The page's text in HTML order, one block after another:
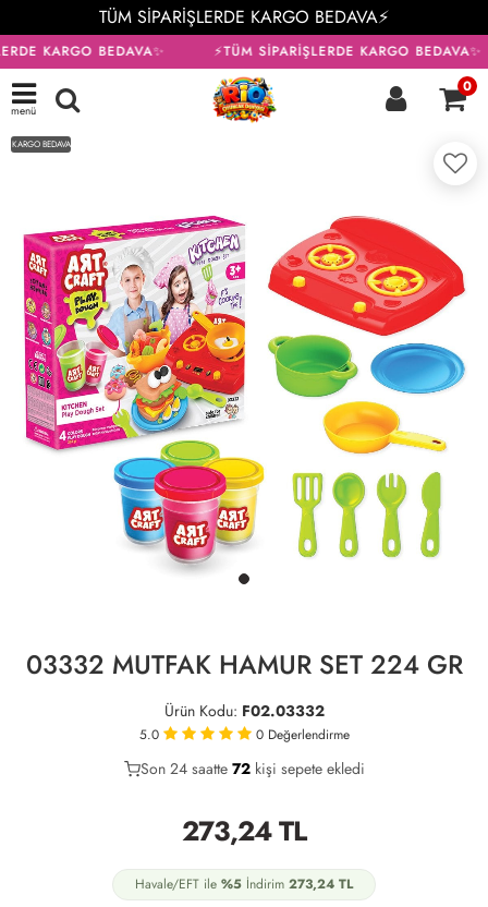
TÜM SİPARİŞLERDE KARGO BEDAVA⚡
KARGO BEDAVA✨ ⚡TÜM SİPARİŞLERDE KARGO BEDAVA✨
menü
0
KARGO BEDAVA
03332 MUTFAK HAMUR SET 224 GR
Ürün Kodu: F02.03332
5.0 0 Değerlendirme
39
Son 24 saatte 72 kişi sepete ekledi
16
273,24TL
Havale/EFT ile %5 İndirim 273,24 TL